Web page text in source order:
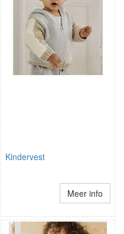
Kindervest
Meer info